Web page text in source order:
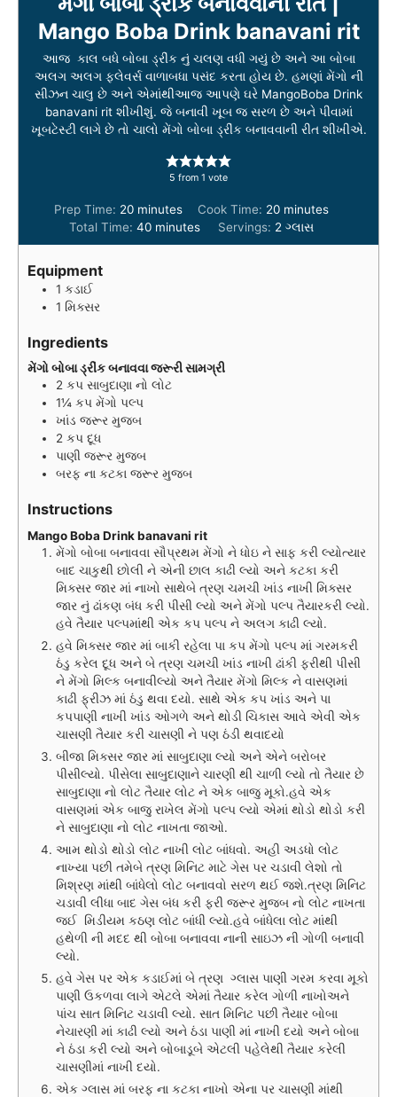
Mango Boba Drink banavani rit
આજ કાલ બધે બોબા ડ્રીંક નું ચલણ વધી ગયું છે અને આ બોબા
અલગ અલગ ફ્લેવર્સ વાળાબધા પસંદ કરતા હોય છે. હમણાં મેંગો ની
સીઝન ચાલુ છે અને એમાંથીઆજ આપણે ઘરે MangoBoba Drink
banavani rit શીખીશું. જે બનાવી ખૂબ જ સરળ છે અને પીવામાં
ખૂબટેસ્ટી લાગે છે તો ચાલો મેંગો બોબા ડ્રીંક બનાવવાની રીત શીખીએ.
5 from 1 vote
Prep Time: 20m
n
minutes Cook Time: 20m
i
n
minutes
Total Time: 40m
i
minutes Servings: 2 ગ્લાસ
Equipment
1 કડાઈ
1 મિક્સર
Ingredients
મેંગો બોબા ડ્રીંક બનાવવા જરૂરી સામગ્રી
2 કપ સાબુદાણા નો લોટ
1¼ કપ મેંગો પલ્પ
ખાંડ જરૂર મુજબ
2 કપ દૂધ
પાણી જરૂર મુજબ
બરફ ના કટકા જરૂર મુજબ
Instructions
Mango Boba Drink banavani rit
મેંગો બોબા બનાવવા સૌપ્રથમ મેંગો ને ધોઇ ને સાફ કરી લ્યોત્યાર
બાદ ચાકુથી છોલી ને એની છાલ કાઢી લ્યો અને કટકા કરી
મિક્સર જાર માં નાખો સાથેબે ત્રણ ચમચી ખાંડ નાખી મિક્સર
જાર નું ઢાંકણ બંધ કરી પીસી લ્યો અને મેંગો પલ્પ તૈયારકરી લ્યો.
હવે તૈયાર પલ્પમાંથી એક કપ પલ્પ ને અલગ કાઢી લ્યો.
હવે મિક્સર જાર માં બાકી રહેલા પા કપ મેંગો પલ્પ માં ગરમકરી
ઠંડુ કરેલ દૂધ અને બે ત્રણ ચમચી ખાંડ નાખી ઢાંકી ફરીથી પીસી
ને મેંગો મિલ્ક બનાવીલ્યો અને તૈયાર મેંગો મિલ્ક ને વાસણમાં
કાઢી ફ્રીઝ માં ઠંડુ થવા દયો. સાથે એક કપ ખાંડ અને પા
કપપાણી નાખી ખાંડ ઓગળે અને થોડી ચિકાસ આવે એવી એક
ચાસણી તૈયાર કરી ચાસણી ને પણ ઠંડી થવાદયો
બીજા મિક્સર જાર માં સાબુદાણા લ્યો અને એને બરોબર
પીસીલ્યો. પીસેલા સાબુદાણાને ચારણી થી ચાળી લ્યો તો તૈયાર છે
સાબુદાણા નો લોટ તૈયાર લોટ ને એક બાજુ મૂકો.હવે એક
વાસણમાં એક બાજુ રાખેલ મેંગો પલ્પ લ્યો એમાં થોડો થોડો કરી
ને સાબુદાણા નો લોટ નાખતા જાઓ.
આમ થોડો થોડો લોટ નાખી લોટ બાંધવો. અહી અડધો લોટ
નાખ્યા પછી તમેબે ત્રણ મિનિટ માટે ગેસ પર ચડાવી લેશો તો
મિશ્રણ માંથી બાંધેલો લોટ બનાવવો સરળ થઈ જશે.ત્રણ મિનિટ
ચડાવી લીધા બાદ ગેસ બંધ કરી ફરી જરૂર મુજબ નો લોટ નાખતા
જઈ મિડીયમ કઠણ લોટ બાંધી લ્યો.હવે બાંધેલા લોટ માંથી
હથેળી ની મદદ થી બોબા બનાવવા નાની સાઇઝ ની ગોળી બનાવી
લ્યો.
હવે ગેસ પર એક કડાઈમાં બે ત્રણ ગ્લાસ પાણી ગરમ કરવા મૂકો
પાણી ઉકળવા લાગે એટલે એમાં તૈયાર કરેલ ગોળી નાખોઅને
પાંચ સાત મિનિટ ચડાવી લ્યો. સાત મિનિટ પછી તૈયાર બોબા
નેચારણી માં કાઢી લ્યો અને ઠંડા પાણી માં નાખી દયો અને બોબા
ને ઠંડા કરી લ્યો અને બોબાડૂબે એટલી પહેલેથી તૈયાર કરેલી
ચાસણીમાં નાખી દયો.
એક ગ્લાસ માં બરફ ના કટકા નાખો એના પર ચાસણી માંથી